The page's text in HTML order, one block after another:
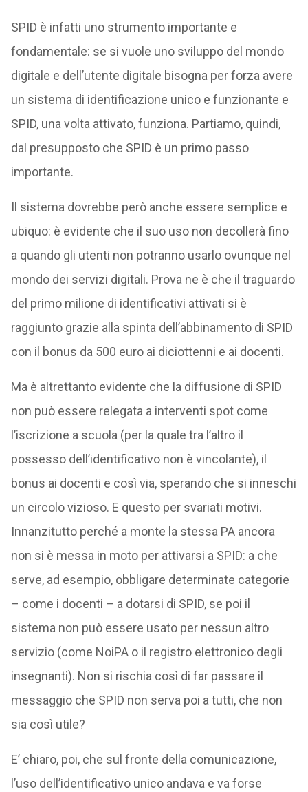
SPID è infatti uno strumento importante e
fondamentale: se si vuole uno sviluppo del mondo
digitale e dell’utente digitale bisogna per forza avere
un sistema di identificazione unico e funzionante e
SPID, una volta attivato, funziona. Partiamo, quindi,
dal presupposto che SPID è un primo passo
importante.
Il sistema dovrebbe però anche essere semplice e
ubiquo: è evidente che il suo uso non decollerà fino
a quando gli utenti non potranno usarlo ovunque nel
mondo dei servizi digitali. Prova ne è che il traguardo
del primo milione di identificativi attivati si è
raggiunto grazie alla spinta dell’abbinamento di SPID
con il bonus da 500 euro ai diciottenni e ai docenti.
Ma è altrettanto evidente che la diffusione di SPID
non può essere relegata a interventi spot come
l’iscrizione a scuola (per la quale tra l’altro il
possesso dell’identificativo non è vincolante), il
bonus ai docenti e così via, sperando che si inneschi
un circolo vizioso. E questo per svariati motivi.
Innanzitutto perché a monte la stessa PA ancora
non si è messa in moto per attivarsi a SPID: a che
serve, ad esempio, obbligare determinate categorie
– come i docenti – a dotarsi di SPID, se poi il
sistema non può essere usato per nessun altro
servizio (come NoiPA o il registro elettronico degli
insegnanti). Non si rischia così di far passare il
messaggio che SPID non serva poi a tutti, che non
sia così utile?
E’ chiaro, poi, che sul fronte della comunicazione,
l’uso dell’identificativo unico andava e va forse